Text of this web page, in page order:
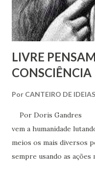
LIVRE
CONSCIÊNCIA
Por CANTEIRO DE IDEIAS
Por Doris
vem a humanidade
meios os mais diversos
sempre usando as ações